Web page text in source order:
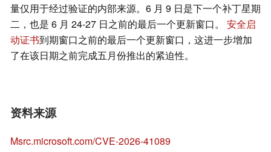
量仅用于经过验证的内部来源。6 月 9 日是下一个补丁星期
二，也是 6 月 24-27 日之前的最后一个更新窗口。 安全启
动证书到期窗口之前的最后一个更新窗口，这进一步增加
了在该日期之前完成五月份推出的紧迫性。
资料来源
Msrc.microsoft.com/CVE-2026-41089